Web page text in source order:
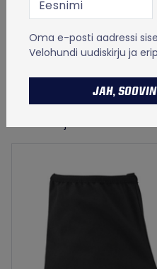
Shimano
Tootekood:ECWFABWTS72UL01
Veekindlad jalatsikatted
või matkajalatsitele
VABA AEG
% SOODUS
MICRO TÕUKERATASTE
Oma e-posti aadressi
Velohundi uudiskirju ja
JAH,